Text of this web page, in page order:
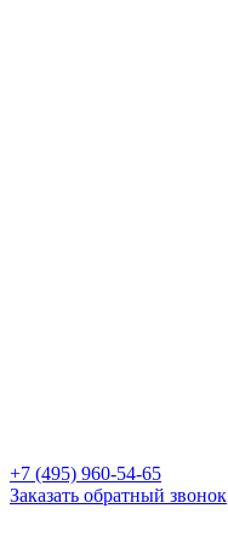
+7 (495) 960-54-65
Заказать обратный звонок